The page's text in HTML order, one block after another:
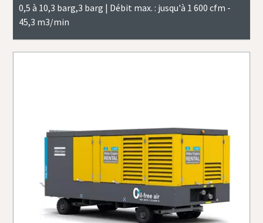
0,5 à 10,3 barg,3 barg | Débit max. : jusqu'à 1 600 cfm -
45,3 m3/min